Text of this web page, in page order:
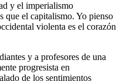
y el imperialismo
que el capitalismo. Yo pienso
violenta es el corazón
y a profesores de una
progresista en
de los sentimientos